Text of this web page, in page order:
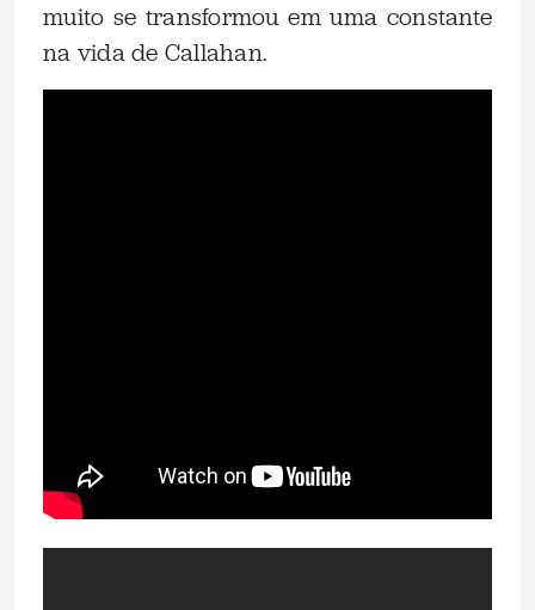
muito se transformou em uma constante
na vida de Callahan.